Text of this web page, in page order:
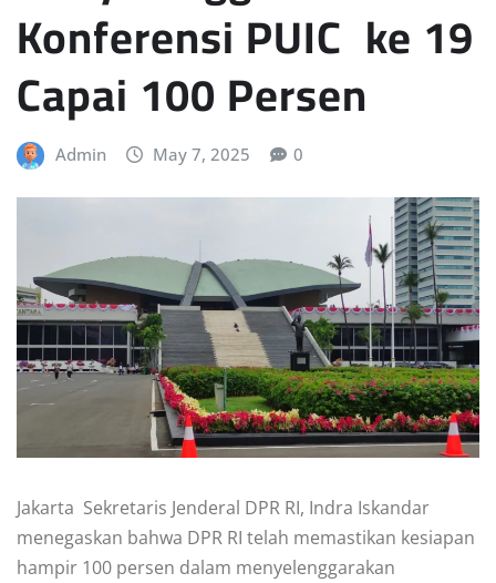
Konferensi PUIC  ke 19
Capai 100 Persen
Admin May 7, 2025 0
Jakarta  Sekretaris Jenderal DPR RI, Indra Iskandar
menegaskan bahwa DPR RI telah memastikan kesiapan
hampir 100 persen dalam menyelenggarakan